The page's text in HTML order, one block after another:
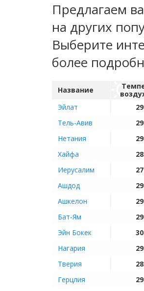
Предлагаем
на других
Выберите
более
Название
Эйлат
Тель-Авив
Нетания
Хайфа
Иерусалим
Ашдод
Ашкелон
Бат-Ям
Эйн Бокек
Нагария
Тверия
Герцлия